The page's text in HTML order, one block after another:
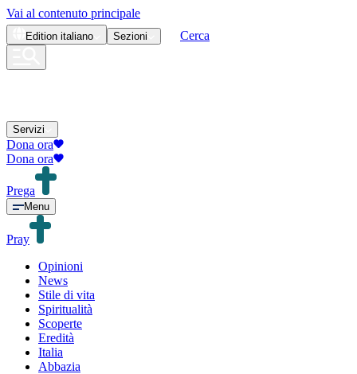
Vai al contenuto principale
Edition italiano Sezioni Cerca
Servizi
Dona ora
Dona ora
Prega
Menu
Pray
Opinioni
News
Stile di vita
Spiritualità
Scoperte
Eredità
Italia
Abbazia